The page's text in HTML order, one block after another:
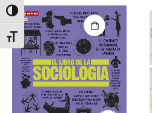
Alternar alto contraste
Alternar tamaño de letra